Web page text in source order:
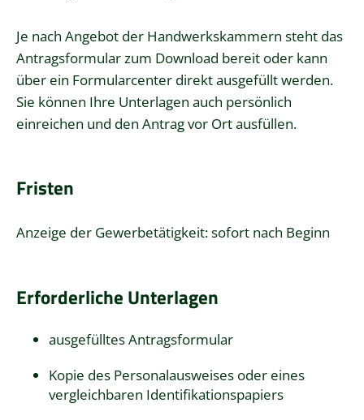
Je nach Angebot der Handwerkskammern steht das
Antragsformular zum Download bereit oder kann
über ein Formularcenter direkt ausgefüllt werden.
Sie können Ihre Unterlagen auch persönlich
einreichen und den Antrag vor Ort ausfüllen.
Fristen
Anzeige der Gewerbetätigkeit: sofort nach Beginn
Erforderliche Unterlagen
ausgefülltes Antragsformular
Kopie des Personalausweises oder eines
vergleichbaren Identifikationspapiers